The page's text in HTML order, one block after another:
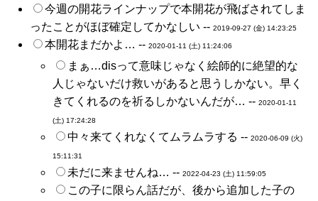
今週の開花ラインナップで本開花が飛ばされてしま
ったことがほぼ確定してかなしい -- 2019-09-27 (金) 14:23:25
本開花まだかよ… -- 2020-01-11 (土) 11:24:06
まぁ…disって意味じゃなく絵師的に絶望的な
人じゃないだけ救いがあると思うしかない。早く
きてくれるのを祈るしかないんだが… -- 2020-01-11
(土) 17:24:28
中々来てくれなくてムラムラする -- 2020-06-09 (火)
15:11:31
未だに来ませんね… -- 2022-04-23 (土) 11:59:05
この子に限らん話だが、後から追加した子の